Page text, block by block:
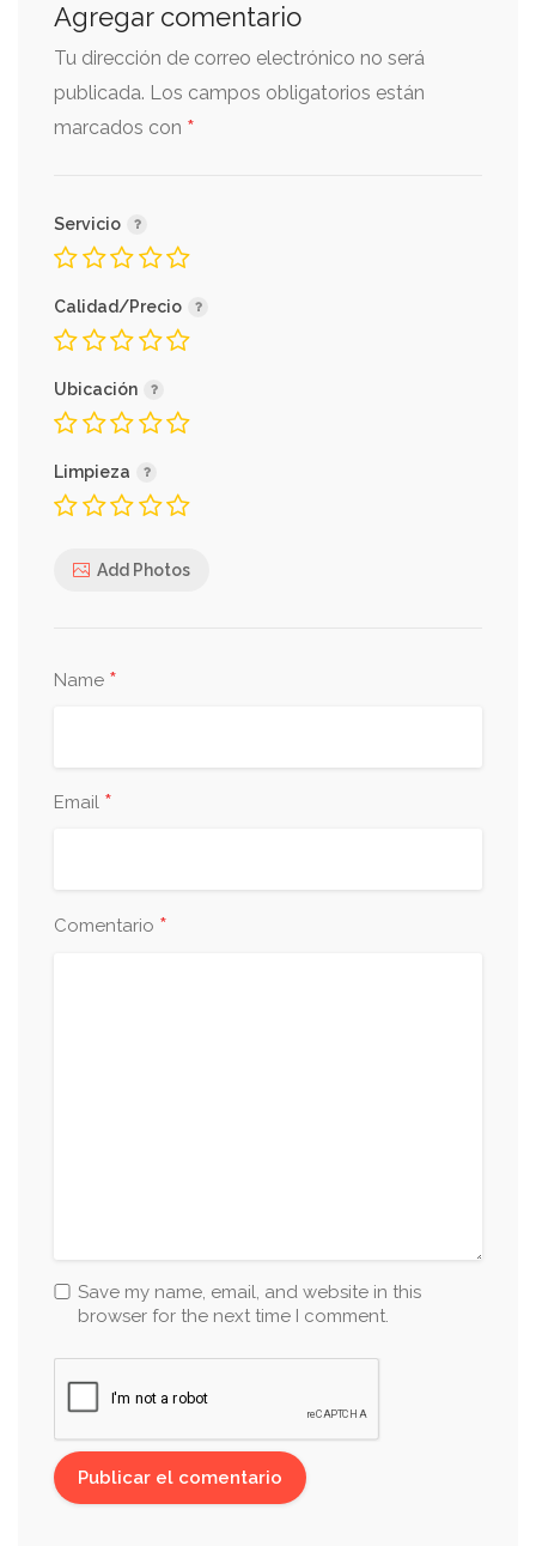
Agregar comentario
Tu dirección de correo electrónico no será
publicada. Los campos obligatorios están
marcados con *
Servicio
Calidad/Precio
Ubicación
Limpieza
Add Photos
Name *
Email *
Comentario *
Save my name, email, and website in this
browser for the next time I comment.